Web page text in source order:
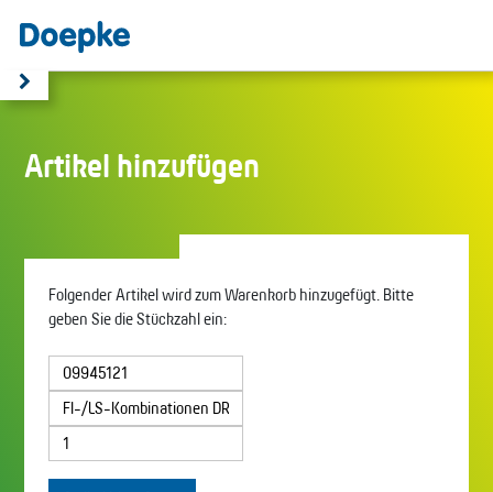
Artikel hinzufügen
Folgender Artikel wird zum Warenkorb hinzugefügt. Bitte
geben Sie die Stückzahl ein: